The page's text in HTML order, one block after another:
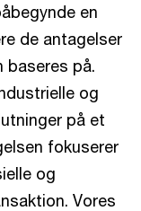
en
de antagelser
på.
og
på et
fokuserer
og
Vores